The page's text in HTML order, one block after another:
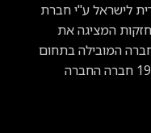
לישראל ע"י חברת
המציגה את
המובילה בתחום
בשנת 1992 חברה החברה